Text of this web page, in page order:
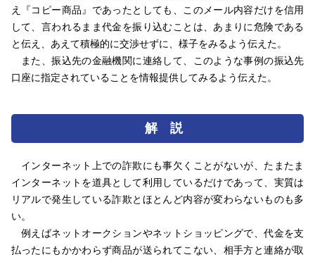
え『コピー商品』であったとしても、このメール内容だけを信用
して、言われるまま代金を振り込むことは、あまりに危険である
と伝え、あえて積極的に交渉せずに、様子をみるよう伝えた。
また、振込先の金融機関に連絡して、このような事例の振込先
口座に指定されていることを情報提供してみるよう伝えた。
解 説
インターネット上での詐欺にも事欠くことがないが、たまたま
インターネットを道具として利用しているだけであって、実質は
リアルで発生している詐欺とほとんど内容が変わらないものも多
い。
例えばネットオークションやネットショッピングで、代金を支
払ったにもかかわらず商品が送られてこない、相手方と連絡が取